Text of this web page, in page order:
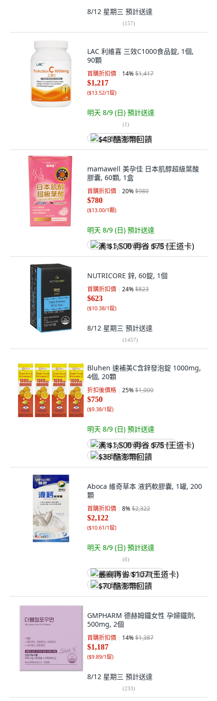
8/12 星期三 預計送達
(157)
LAC 利維喜 三效C1000食品錠, 1個,
90顆
首購折扣價 14%$1,417
$1,217
($13.52/1錠)
明天 8/9 (日) 預計送達
(1)
$43 酷澎幣回饋
mamawell 美孕佳 日本肌醇超級葉酸
膠囊, 60顆, 1盒
首購折扣價 20%$980
$780
($13.00/1顆)
明天 8/9 (日) 預計送達
满 $1,500 再省 $75 (王道卡)
NUTRICORE 鋅, 60錠, 1個
首購折扣價 24%$823
$623
($10.38/1錠)
8/12 星期三 預計送達
(1457)
Bluhen 速補美C含鋅發泡錠 1000mg,
4個, 20顆
折扣後價格 25%$1,000
$750
($9.38/1錠)
明天 8/9 (日) 預計送達
满 $1,500 再省 $75 (王道卡)
$38 酷澎幣回饋
Aboca 維奇草本 液鈣軟膠囊, 1罐, 200
顆
首購折扣價 8%$2,322
$2,122
($10.61/1錠)
明天 8/9 (日) 預計送達
(6)
最高再省 $107 (王道卡)
$70 酷澎幣回饋
GMPHARM 德赫姆鐵女性 孕婦鐵劑,
500mg, 2個
首購折扣價 14%$1,387
$1,187
($9.89/1錠)
8/12 星期三 預計送達
(233)